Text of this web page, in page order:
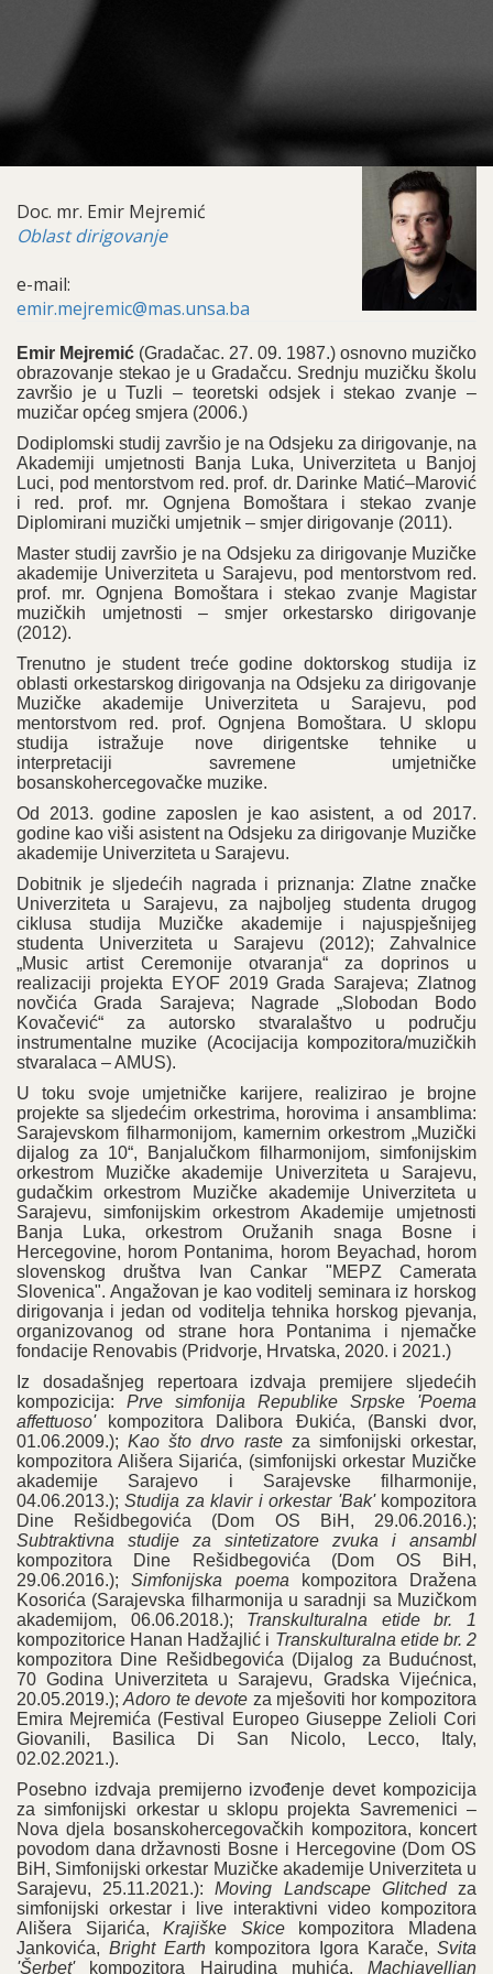
Doc. mr. Emir Mejremić
Oblast dirigovanje
e-mail:
emir.mejremic@mas.unsa.ba
Emir Mejremić (Gradačac. 27. 09. 1987.) osnovno muzičko
obrazovanje stekao je u Gradačcu. Srednju muzičku školu
završio je u Tuzli – teoretski odsjek i stekao zvanje –
muzičar općeg smjera (2006.)
Dodiplomski studij završio je na Odsjeku za dirigovanje, na
Akademiji umjetnosti Banja Luka, Univerziteta u Banjoj
Luci, pod mentorstvom red. prof. dr. Darinke Matić–Marović
i red. prof. mr. Ognjena Bomoštara i stekao zvanje
Diplomirani muzički umjetnik – smjer dirigovanje (2011).
Master studij završio je na Odsjeku za dirigovanje Muzičke
akademije Univerziteta u Sarajevu, pod mentorstvom red.
prof. mr. Ognjena Bomoštara i stekao zvanje Magistar
muzičkih umjetnosti – smjer orkestarsko dirigovanje
(2012).
Trenutno je student treće godine doktorskog studija iz
oblasti orkestarskog dirigovanja na Odsjeku za dirigovanje
Muzičke akademije Univerziteta u Sarajevu, pod
mentorstvom red. prof. Ognjena Bomoštara. U sklopu
studija istražuje nove dirigentske tehnike u
interpretaciji savremene umjetničke
bosanskohercegovačke muzike.
Od 2013. godine zaposlen je kao asistent, a od 2017.
godine kao viši asistent na Odsjeku za dirigovanje Muzičke
akademije Univerziteta u Sarajevu.
Dobitnik je sljedećih nagrada i priznanja: Zlatne značke
Univerziteta u Sarajevu, za najboljeg studenta drugog
ciklusa studija Muzičke akademije i najuspješnijeg
studenta Univerziteta u Sarajevu (2012); Zahvalnice
„Music artist Ceremonije otvaranja“ za doprinos u
realizaciji projekta EYOF 2019 Grada Sarajeva; Zlatnog
novčića Grada Sarajeva; Nagrade „Slobodan Bodo
Kovačević“ za autorsko stvaralaštvo u području
instrumentalne muzike (Acocijacija kompozitora/muzičkih
stvaralaca – AMUS).
U toku svoje umjetničke karijere, realizirao je brojne
projekte sa sljedećim orkestrima, horovima i ansamblima:
Sarajevskom filharmonijom, kamernim orkestrom „Muzički
dijalog za 10“, Banjalučkom filharmonijom, simfonijskim
orkestrom Muzičke akademije Univerziteta u Sarajevu,
gudačkim orkestrom Muzičke akademije Univerziteta u
Sarajevu, simfonijskim orkestrom Akademije umjetnosti
Banja Luka, orkestrom Oružanih snaga Bosne i
Hercegovine, horom Pontanima, horom Beyachad, horom
slovenskog društva Ivan Cankar "MEPZ Camerata
Slovenica". Angažovan je kao voditelj seminara iz horskog
dirigovanja i jedan od voditelja tehnika horskog pjevanja,
organizovanog od strane hora Pontanima i njemačke
fondacije Renovabis (Pridvorje, Hrvatska, 2020. i 2021.)
Iz dosadašnjeg repertoara izdvaja premijere sljedećih
kompozicija: Prve simfonija Republike Srpske 'Poema
affettuoso'kompozitora Dalibora Đukića, (Banski dvor,
01.06.2009.);Kao što drvo rasteza simfonijski orkestar,
kompozitora Ališera Sijarića, (simfonijski orkestar Muzičke
akademije Sarajevo i Sarajevske filharmonije,
04.06.2013.);Studija za klavir i orkestar 'Bak'kompozitora
Dine Rešidbegovića (Dom OS BiH, 29.06.2016.);
Subtraktivna studije za sintetizatore zvuka i ansambl
kompozitora Dine Rešidbegovića (Dom OS BiH,
29.06.2016.);Simfonijska poema kompozitora Dražena
Kosorića (Sarajevska filharmonija u saradnji sa Muzičkom
akademijom, 06.06.2018.); Transkulturalna etide br. 1
kompozitorice Hanan Hadžajlić i Transkulturalna etide br. 2
kompozitora Dine Rešidbegovića (Dijalog za Budućnost,
70 Godina Univerziteta u Sarajevu, Gradska Vijećnica,
20.05.2019.);Adoro te devote za mješoviti hor kompozitora
Emira Mejremića (Festival Europeo Giuseppe Zelioli Cori
Giovanili, Basilica Di San Nicolo, Lecco, Italy,
02.02.2021.).
Posebno izdvaja premijerno izvođenje devet kompozicija
za simfonijski orkestar u sklopu projekta Savremenici –
Nova djela bosanskohercegovačkih kompozitora, koncert
povodom dana državnosti Bosne i Hercegovine (Dom OS
BiH, Simfonijski orkestar Muzičke akademije Univerziteta u
Sarajevu, 25.11.2021.):Moving Landscape Glitched za
simfonijski orkestar i live interaktivni video kompozitora
Ališera Sijarića,Krajiške Skicekompozitora Mladena
Jankovića, Bright Earth kompozitora Igora Karače, Svita
'Šerbet'kompozitora Hajrudina muhića, Machiavellian